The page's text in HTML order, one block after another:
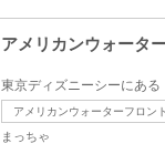
アメリカンウォータ
アメリカンウォーターフロント
まっちゃ